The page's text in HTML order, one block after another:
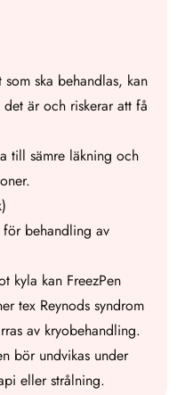
ska behandlas, kan
är och riskerar att få
till sämre läkning och
behandling av
kyla kan FreezPen
tex Reynods syndrom
av kryobehandling.
bör undvikas under
eller strålning.